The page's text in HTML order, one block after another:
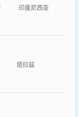
印度尼西亚
塔拉兹